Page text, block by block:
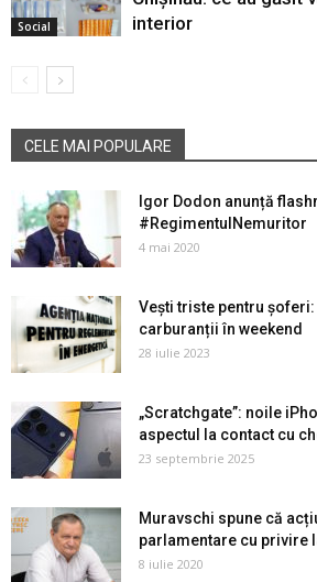
Social
interior
CELE MAI POPULARE
Igor Dodon anunță
#RegimentulNemuritor
4 mai 2020
Vești triste pentru
carburanții în weekend
28 iulie 2023
„Scratchgate”: noile
aspectul la contact cu
23 septembrie 2025
Muravschi spune că
parlamentare cu privire
8 iulie 2020